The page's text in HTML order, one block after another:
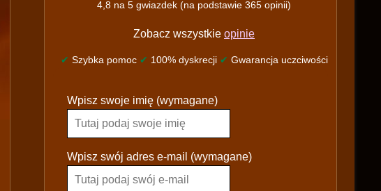
4,8 na 5 gwiazdek (na podstawie 365 opinii)
Zobacz wszystkie opinie
✔ Szybka pomoc ✔ 100% dyskrecji ✔ Gwarancja uczciwości
l
a
s
Wpisz swoje imię (wymagane)
Wpisz swój adres e-mail (wymagane)